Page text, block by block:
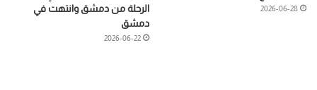
2026-06-28
الرحلة من دمشق وانتهت في
دمشق
2026-06-22